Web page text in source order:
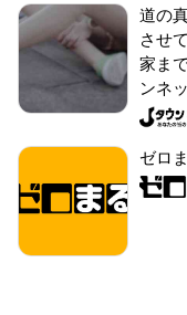
道の
させ
家ま
ンネ
ゼロ